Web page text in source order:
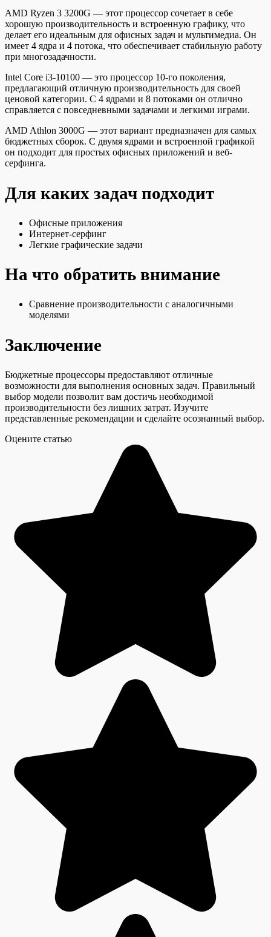
AMD Ryzen 3 3200G — этот процессор сочетает в себе
хорошую производительность и встроенную графику, что
делает его идеальным для офисных задач и мультимедиа. Он
имеет 4 ядра и 4 потока, что обеспечивает стабильную работу
при многозадачности.
Intel Core i3-10100 — это процессор 10-го поколения,
предлагающий отличную производительность для своей
ценовой категории. С 4 ядрами и 8 потоками он отлично
справляется с повседневными задачами и легкими играми.
AMD Athlon 3000G — этот вариант предназначен для самых
бюджетных сборок. С двумя ядрами и встроенной графикой
он подходит для простых офисных приложений и веб-
серфинга.
Для каких задач подходит
Офисные приложения
Интернет-серфинг
Легкие графические задачи
На что обратить внимание
Сравнение производительности с аналогичными
моделями
Заключение
Бюджетные процессоры предоставляют отличные
возможности для выполнения основных задач. Правильный
выбор модели позволит вам достичь необходимой
производительности без лишних затрат. Изучите
представленные рекомендации и сделайте осознанный выбор.
Оцените статью